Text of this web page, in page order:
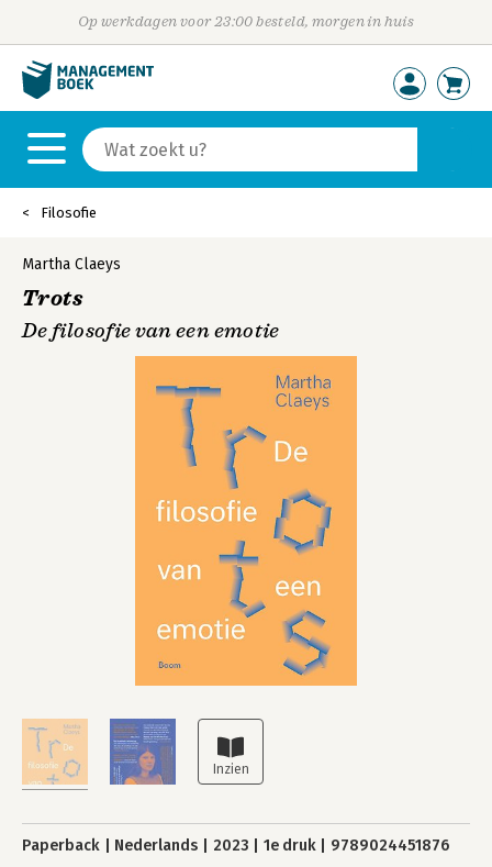
Op werkdagen voor 23:00 besteld, morgen in huis
Filosofie
Martha Claeys
Trots
De filosofie van een emotie
Paperback Nederlands 2023 1e druk 9789024451876